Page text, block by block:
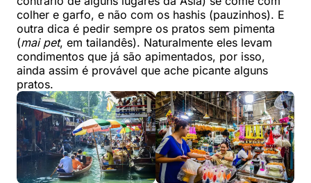
colher e garfo, e não com os hashis (pauzinhos). E
outra dica é pedir sempre os pratos sem pimenta
(mai pet, em tailandês). Naturalmente eles levam
condimentos que já são apimentados, por isso,
ainda assim é provável que ache picante alguns
pratos.